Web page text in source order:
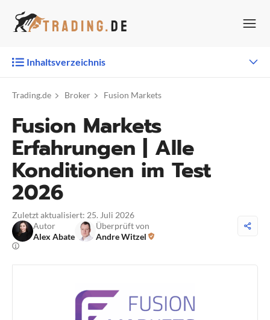
Inhalt
Inhaltsverzeichnis
Trading.de Broker Fusion Markets
Fusion Markets
Erfahrungen | Alle
Konditionen im Test
2026
Zuletzt aktualisiert: 25. Juli 2026
Autor
Alex Abate
Überprüft von
Andre Witzel